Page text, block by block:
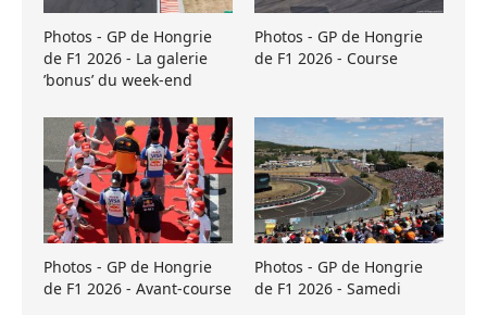
Photos - GP de Hongrie
de F1 2026 - La galerie
’bonus’ du week-end
Photos - GP de Hongrie
de F1 2026 - Course
Photos - GP de Hongrie
de F1 2026 - Avant-course
Photos - GP de Hongrie
de F1 2026 - Samedi